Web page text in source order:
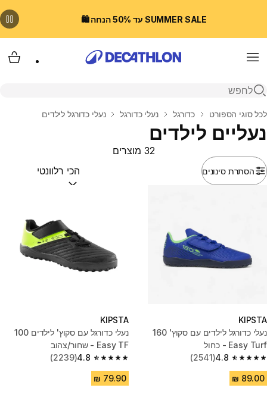
SUMMER SALE עד 50% הנחה 🛍️
Menu
פתיחת חיפוש
בית
לכל סוגי הספורט כדורגל נעלי כדורגל נעלי כדורגל לילדים
נעליים לילדים
הסתרת סינונים
32 מוצרים
מיין לפי:(optional)
KIPSTA
נעלי כדורגל לילדים עם סקוץ' 160
Easy Turf - כחול
4.8
4.8 out of 5 stars from 2541 reviews
(2541)
KIPSTA
נעלי כדורגל עם סקוץ' לילדים 100
Easy TF - שחור/צהוב
4.8
4.8 out of 5 stars from 2239 reviews
(2239)